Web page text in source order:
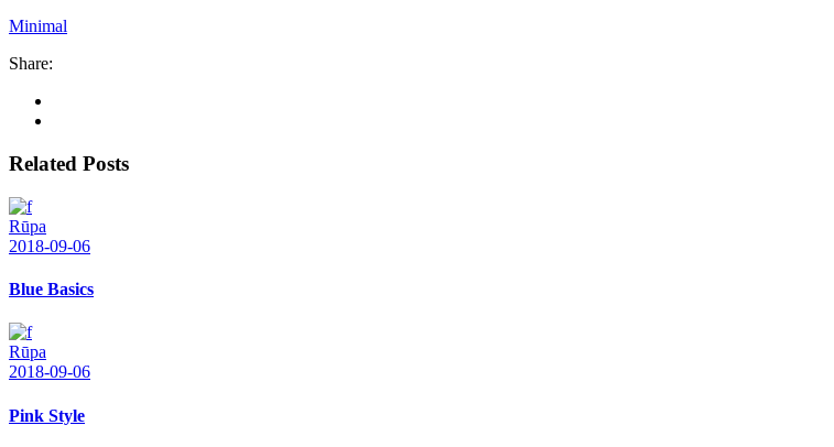
Minimal
Share:
Related Posts
Rūpa
2018-09-06
Blue Basics
Rūpa
2018-09-06
Pink Style